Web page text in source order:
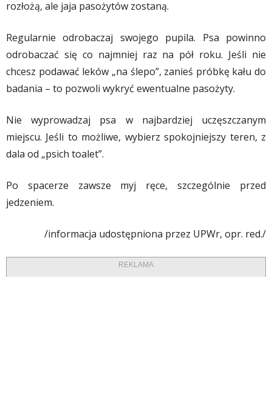
rozłożą, ale jaja pasożytów zostaną.
Regularnie odrobaczaj swojego pupila. Psa powinno
odrobaczać się co najmniej raz na pół roku. Jeśli nie
chcesz podawać leków „na ślepo”, zanieś próbkę kału do
badania – to pozwoli wykryć ewentualne pasożyty.
Nie wyprowadzaj psa w najbardziej uczęszczanym
miejscu. Jeśli to możliwe, wybierz spokojniejszy teren, z
dala od „psich toalet”.
Po spacerze zawsze myj ręce, szczególnie przed
jedzeniem.
/informacja udostępniona przez UPWr, opr. red./
REKLAMA